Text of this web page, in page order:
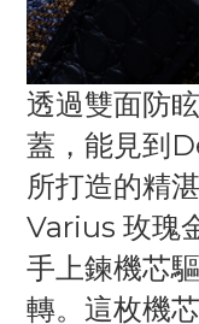
透過雙面防
蓋，能見到
所打造的精
Varius 玫瑰
手上鍊機芯
轉。這枚機